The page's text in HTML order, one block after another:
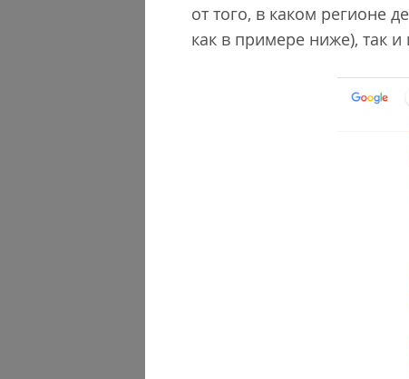
от того, в каком регионе
как в примере ниже), так